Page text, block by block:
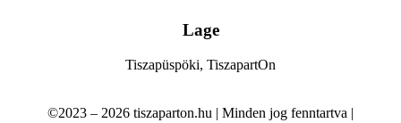
Lage
Tiszapüspöki, TiszapartOn
©2023 – 2026 tiszaparton.hu | Minden jog fenntartva |